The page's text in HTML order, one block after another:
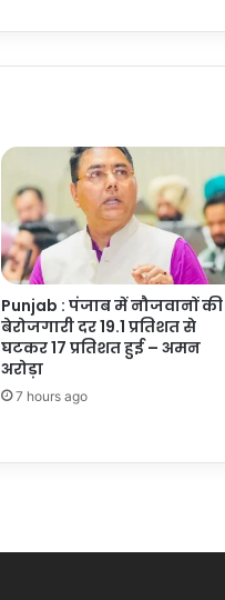
Punjab : पंजाब में नौजवानों की
बेरोजगारी दर 19.1 प्रतिशत से
घटकर 17 प्रतिशत हुई – अमन
अरोड़ा
7 hours ago